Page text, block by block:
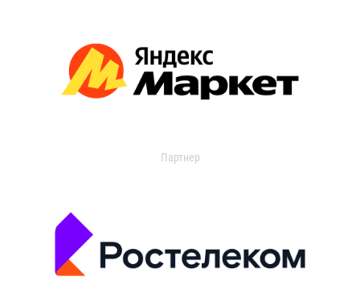
Партнер